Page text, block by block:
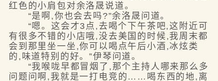
红色的小肩包对余洛晟说道。
“是啊,你也会去吗?”余洛晟问道。
“嗯。这会才3点,去喝个下午茶吧,这附近可
有很多不错的小店哦,没去美国的时候,我周末都
会到那里坐一坐,你可以喝点午后小酒,冰炫类
的,味道特别的好。”伊琴问道。
“我喉咙早都冒烟了,那个主持人哪来那么多
问题问啊,我就是一打电竞的……喝东西的地,离